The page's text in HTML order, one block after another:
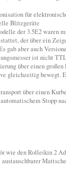
für
Blitzgeräte
der 3.5E2 waren
der über ein
gab aber auch
ist nicht
über einen
gleichzeitig bewegt.
über einen
Stopp
wie den Rolleikin 2